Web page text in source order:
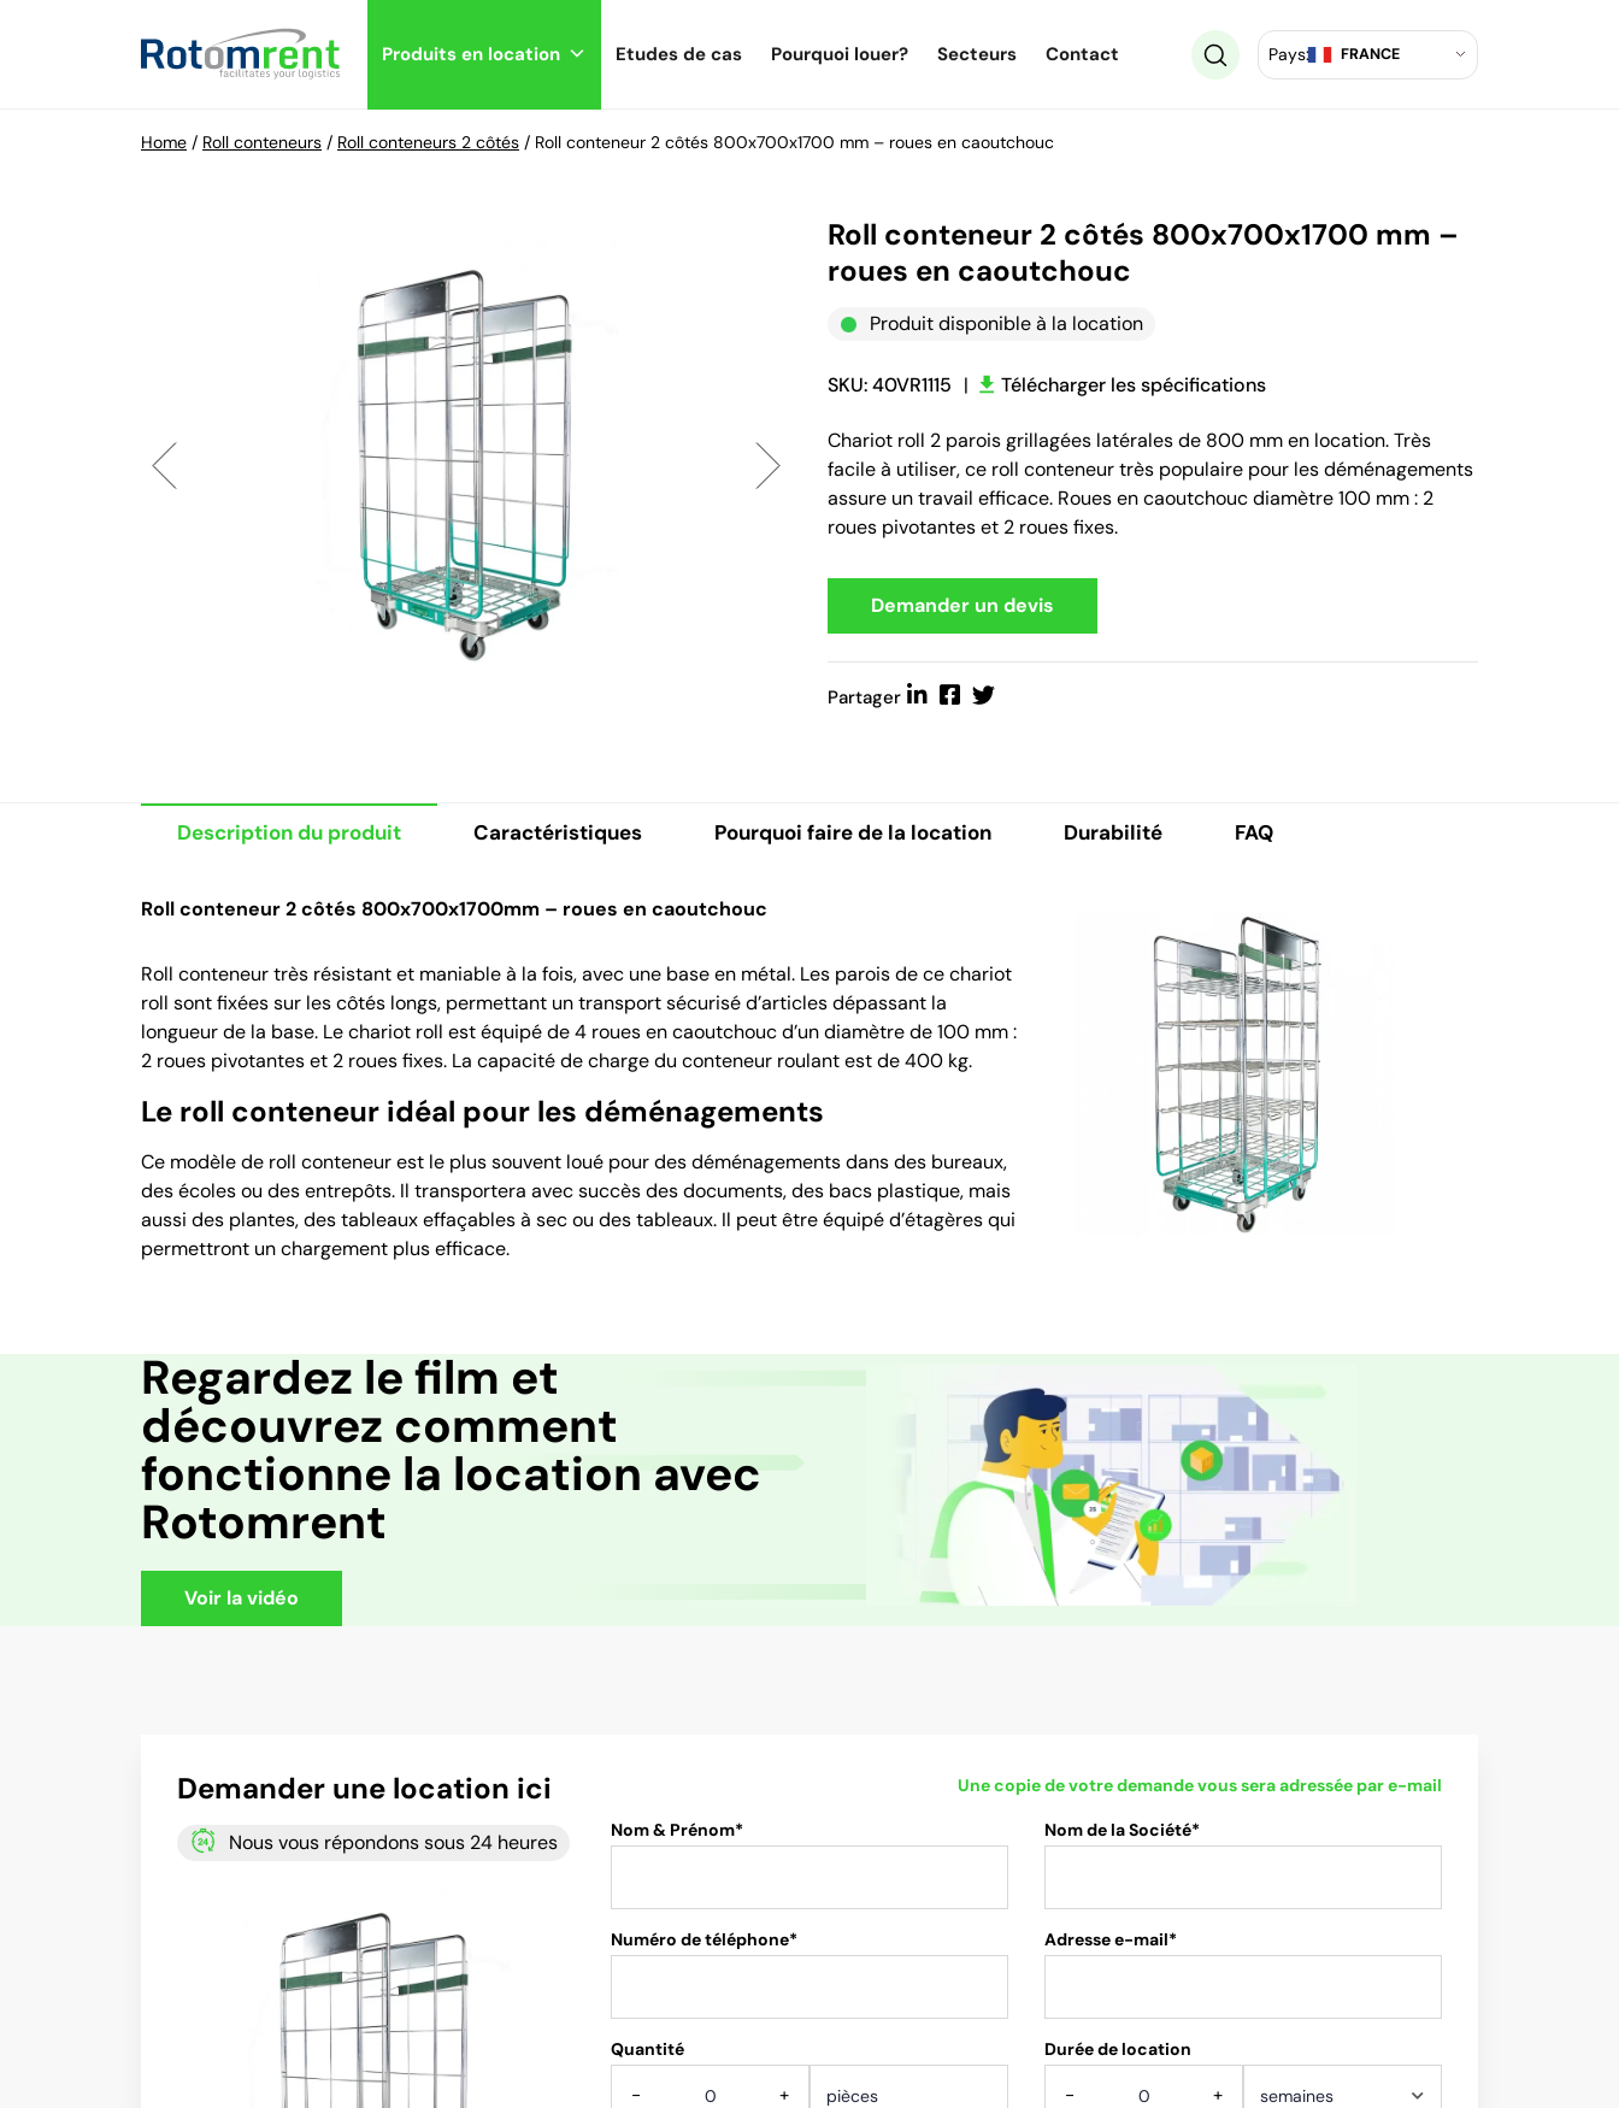
Produits en location Etudes de cas Pourquoi louer? Secteurs Contact Pays: FRANCE
Home / Roll conteneurs / Roll conteneurs 2 côtés / Roll conteneur 2 côtés 800x700x1700 mm – roues en caoutchouc
Roll conteneur 2 côtés 800x700x1700 mm –
roues en caoutchouc
Produit disponible à la location
SKU: 40VR1115 | Télécharger les spécifications
Chariot roll 2 parois grillagées latérales de 800 mm en location. Très
facile à utiliser, ce roll conteneur très populaire pour les déménagements
assure un travail efficace. Roues en caoutchouc diamètre 100 mm : 2
roues pivotantes et 2 roues fixes.
Demander un devis
Partager
Description du produit Caractéristiques Pourquoi faire de la location Durabilité FAQ
Roll conteneur 2 côtés 800x700x1700mm – roues en caoutchouc
Roll conteneur très résistant et maniable à la fois, avec une base en métal. Les parois de ce chariot
roll sont fixées sur les côtés longs, permettant un transport sécurisé d’articles dépassant la
longueur de la base. Le chariot roll est équipé de 4 roues en caoutchouc d’un diamètre de 100 mm :
2 roues pivotantes et 2 roues fixes. La capacité de charge du conteneur roulant est de 400 kg.
Le roll conteneur idéal pour les déménagements
Ce modèle de roll conteneur est le plus souvent loué pour des déménagements dans des bureaux,
des écoles ou des entrepôts. Il transportera avec succès des documents, des bacs plastique, mais
aussi des plantes, des tableaux effaçables à sec ou des tableaux. Il peut être équipé d’étagères qui
permettront un chargement plus efficace.
Regardez le film et
découvrez comment
fonctionne la location avec
Rotomrent
Voir la vidéo
Demander une location ici
Nous vous répondons sous 24 heures
Une copie de votre demande vous sera adressée par e-mail
Nom & Prénom* Nom de la Société*
Numéro de téléphone* Adresse e-mail*
Quantité
- +
Durée de location
- +